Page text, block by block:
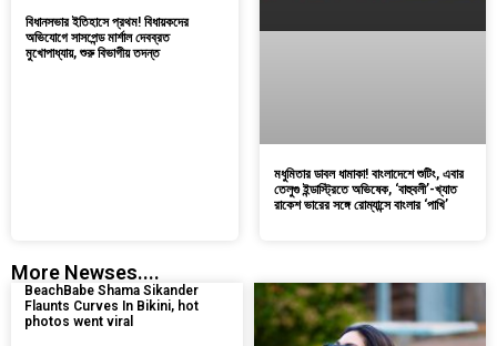
বিধানসভার ইতিহাসে প্রথম! বিধায়কদের
অভিযোগে সাসপেন্ড মার্শাল দেবব্রত
মুখোপাধ্যায়, শুরু বিভাগীয় তদন্ত
মধুমিতার ডাবল ধামাকা! বাংলাদেশে শুটিং, এবার
তেলুগু ইন্ডাস্ট্রিতে অভিষেক, ‘বাহুবলী’-খ্যাত
রাকেশ ভারের সঙ্গে রোম্যান্সে বাংলার ‘পাখি’
More Newses....
BeachBabe Shama Sikander
Flaunts Curves In Bikini, hot
photos went viral